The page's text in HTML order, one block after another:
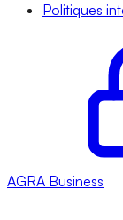
Politiques
AGRA Business